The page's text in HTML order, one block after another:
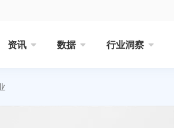
资讯 数据 行业洞察